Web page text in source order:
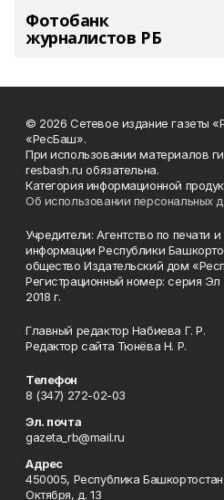
Фотобанк
журналистов РБ
© 2026 Сетевое издание газеты
«РесБаш».
При использовании материалов
resbash.ru обязательна.
Категория информационной
Об использовании персональных
Учредители: Агентство по печати
информации Республики
общество Издательский дом
Регистрационный номер: серия
2018 г.
Главный редактор Набиева Г. Р.
Редактор сайта Тюнёва Н. Р.
Телефон
8 (347) 272-02-03
Эл. почта
gazeta_rb@mail.ru
Адрес
450005, Республика
Октября, д. 13